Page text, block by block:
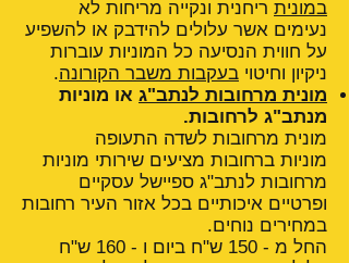
במונית ריחנית ונקייה מריחות לא
נעימים אשר עלולים להידבק או להשפיע
על חווית הנסיעה כל המוניות עוברות
ניקיון וחיטוי בעקבות משבר הקורונה.
מונית מרחובות לנתב"ג או מוניות
מנתב"ג לרחובות.
מונית מרחובות לשדה התעופה
מוניות ברחובות מציעים שירותי מוניות
מרחובות לנתב"ג ספיישל עסקיים
ופרטיים איכותיים בכל אזור העיר רחובות
במחירים נוחים.
החל מ - 150 ש"ח ביום ו - 160 ש"ח